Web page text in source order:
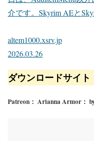
介です。Skyrim AEと
altem1000.xsrv.jp
2026.03.26
ダウンロードサイト
Patreon： Arianna Armor：